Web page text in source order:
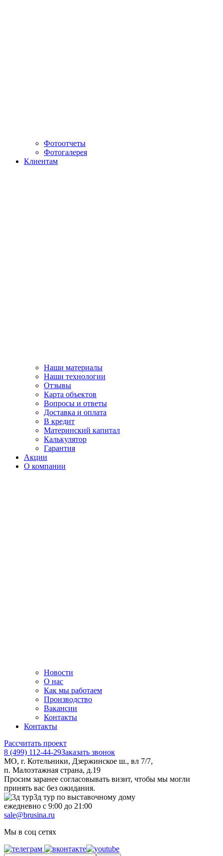
Фотоотчеты
Фотогалерея
Клиентам
Наши материалы
Наши технологии
Отзывы
Карта объектов
Вопросы и ответы
Доставка и оплата
В кредит
Материнский капитал
Калькулятор
Гарантия
Акции
О компании
Новости
О нас
Как мы работаем
Производство
Вакансии
Контакты
Контакты
Рассчитать проект
8 (499) 112-44-29Заказать звонок
МО, г. Котельники, Дзержинское ш., вл 7/7,
п. Малоэтажная страна, д.19
Просим заранее согласовывать визит, чтобы мы могли
принять вас без ожидания.
3д тур по выставочному дому
ежедневно с 9:00 до 21:00
sale@brusina.ru
Мы в соц сетях